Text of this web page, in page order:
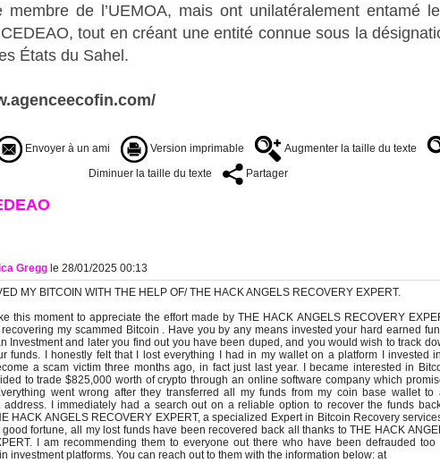
membre de l’UEMOA, mais ont unilatéralement entamé
tout en créant une entité connue sous la
États du Sahel.
Envoyer à un ami Version imprimable
Augmenter la taille du texte
Diminuer la taille du texte
Partager
Gregg le 28/01/2025 00:13
MY BITCOIN WITH THE HELP OF/ THE HACK ANGELS RECOVERY EXPERT.
this moment to appreciate the effort made by THE HACK ANGELS RECOVERY
my scammed Bitcoin . Have you by any means invested your hard earned
Investment and later you find out you have been duped, and you would wish to track
funds. I honestly felt that I lost everything I had in my wallet on a platform I invested
a scam victim three months ago, in fact just last year. I became interested in
to trade $825,000 worth of crypto through an online software company which
went wrong after they transferred all my funds from my coin base wallet to
I immediately had a search out on a reliable option to recover the funds
HACK ANGELS RECOVERY EXPERT, a specialized Expert in Bitcoin Recovery
fortune, all my lost funds have been recovered back all thanks to THE HACK
I am recommending them to everyone out there who have been defrauded too
investment platforms. You can reach out to them with the information below: at